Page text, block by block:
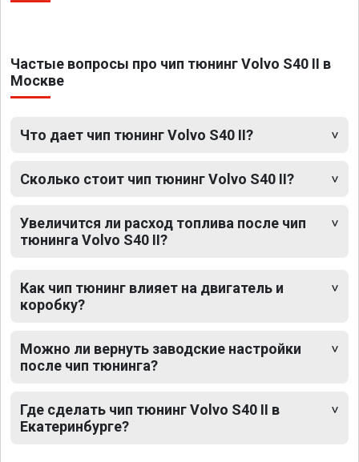
Частые вопросы про чип тюнинг Volvo S40 II в
Москве
Что дает чип тюнинг Volvo S40 II?
Сколько стоит чип тюнинг Volvo S40 II?
Увеличится ли расход топлива после чип
тюнинга Volvo S40 II?
Как чип тюнинг влияет на двигатель и
коробку?
Можно ли вернуть заводские настройки
после чип тюнинга?
Где сделать чип тюнинг Volvo S40 II в
Екатеринбурге?